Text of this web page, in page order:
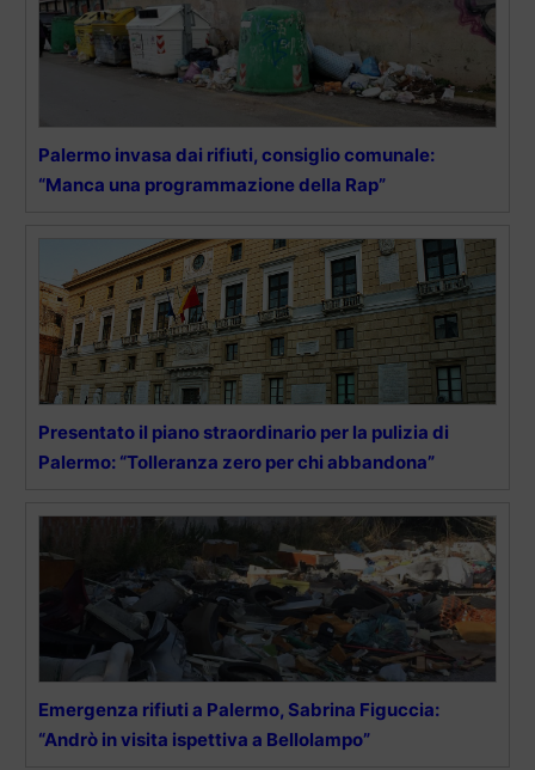
Palermo invasa dai rifiuti, consiglio comunale:
“Manca una programmazione della Rap”
Presentato il piano straordinario per la pulizia di
Palermo: “Tolleranza zero per chi abbandona”
Emergenza rifiuti a Palermo, Sabrina Figuccia:
“Andrò in visita ispettiva a Bellolampo”